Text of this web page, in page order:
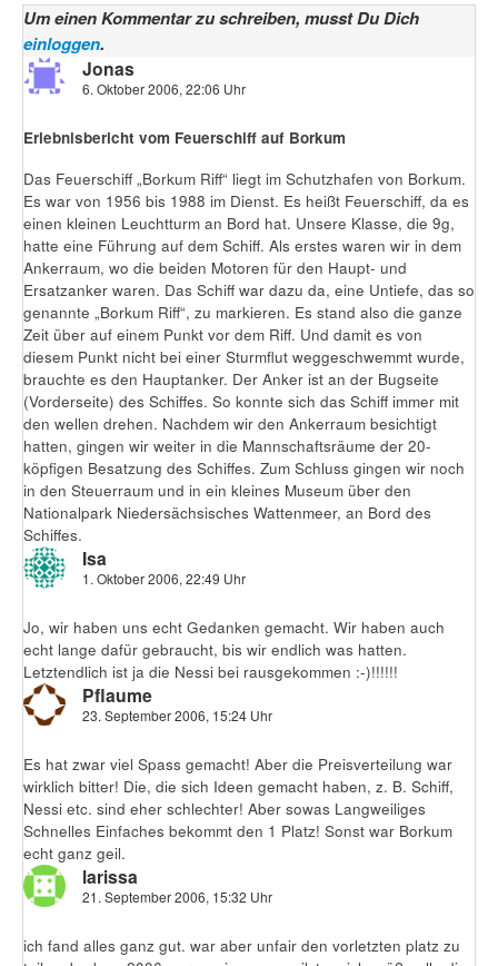
Um einen Kommentar zu schreiben, musst Du Dich
einloggen.
Jonas
6. Oktober 2006, 22:06 Uhr
Erlebnisbericht vom Feuerschiff auf Borkum
Das Feuerschiff „Borkum Riff“ liegt im Schutzhafen von Borkum.
Es war von 1956 bis 1988 im Dienst. Es heißt Feuerschiff, da es
einen kleinen Leuchtturm an Bord hat. Unsere Klasse, die 9g,
hatte eine Führung auf dem Schiff. Als erstes waren wir in dem
Ankerraum, wo die beiden Motoren für den Haupt- und
Ersatzanker waren. Das Schiff war dazu da, eine Untiefe, das so
genannte „Borkum Riff“, zu markieren. Es stand also die ganze
Zeit über auf einem Punkt vor dem Riff. Und damit es von
diesem Punkt nicht bei einer Sturmflut weggeschwemmt wurde,
brauchte es den Hauptanker. Der Anker ist an der Bugseite
(Vorderseite) des Schiffes. So konnte sich das Schiff immer mit
den wellen drehen. Nachdem wir den Ankerraum besichtigt
hatten, gingen wir weiter in die Mannschaftsräume der 20-
köpfigen Besatzung des Schiffes. Zum Schluss gingen wir noch
in den Steuerraum und in ein kleines Museum über den
Nationalpark Niedersächsisches Wattenmeer, an Bord des
Schiffes.
Isa
1. Oktober 2006, 22:49 Uhr
Jo, wir haben uns echt Gedanken gemacht. Wir haben auch
echt lange dafür gebraucht, bis wir endlich was hatten.
Letztendlich ist ja die Nessi bei rausgekommen :-)!!!!!!
Pflaume
23. September 2006, 15:24 Uhr
Es hat zwar viel Spass gemacht! Aber die Preisverteilung war
wirklich bitter! Die, die sich Ideen gemacht haben, z. B. Schiff,
Nessi etc. sind eher schlechter! Aber sowas Langweiliges
Schnelles Einfaches bekommt den 1 Platz! Sonst war Borkum
echt ganz geil.
larissa
21. September 2006, 15:32 Uhr
ich fand alles ganz gut. war aber unfair den vorletzten platz zu